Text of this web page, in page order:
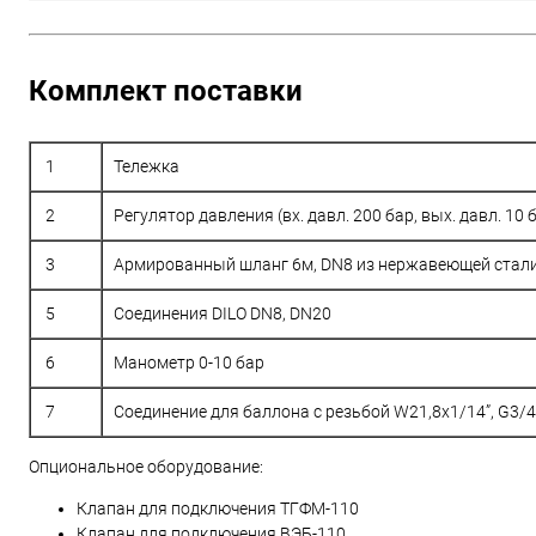
Комплект поставки
1 Тележка
2 Регулятор давления (вх. давл. 200 бар, вых. давл. 10
3 Армированный шланг 6м, DN8 из нержавеющей
5 Соединения DILO DN8, DN20
6 Манометр 0-10 бар
7 Соединение для баллона с резьбой W21,8x1/14”, G3/4
Опциональное оборудование:
Клапан для подключения ТГФМ-110